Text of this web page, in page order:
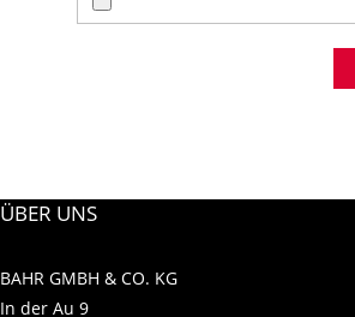
ÜBER UNS
BAHR GMBH & CO. KG
In der Au 9